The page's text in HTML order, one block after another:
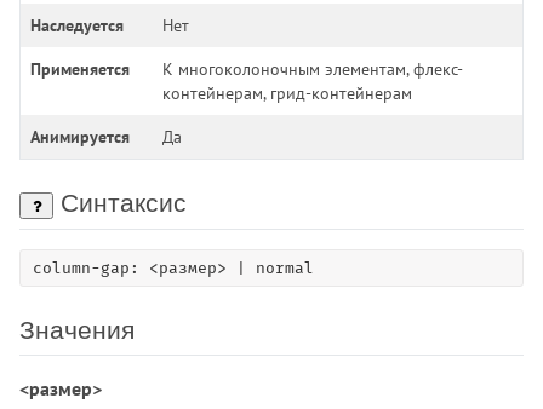
Наследуется
Нет
Применяется
К многоколоночным элементам, флекс-
контейнерам, грид-контейнерам
Анимируется
Да
Синтаксис
column-gap: <размер> | normal
Значения
<размер>
::placeholder
::spelling-error
:any-link
:blank
:checked
:defined
:disabled